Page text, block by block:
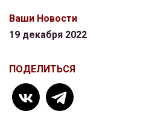
Ваши Новости
19 декабря 2022
ПОДЕЛИТЬСЯ